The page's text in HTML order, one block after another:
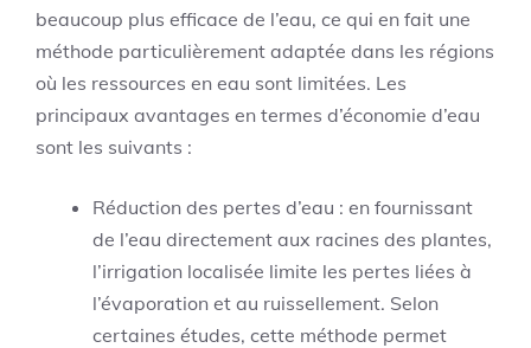
beaucoup plus efficace de l’eau, ce qui en fait une
méthode particulièrement adaptée dans les régions
où les ressources en eau sont limitées. Les
principaux avantages en termes d’économie d’eau
sont les suivants :
Réduction des pertes d’eau : en fournissant
de l’eau directement aux racines des plantes,
l’irrigation localisée limite les pertes liées à
l’évaporation et au ruissellement. Selon
certaines études, cette méthode permet